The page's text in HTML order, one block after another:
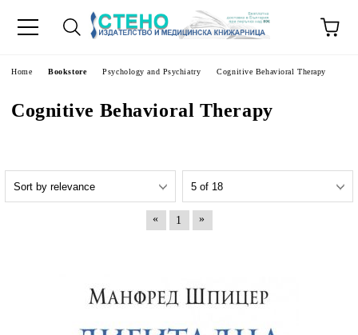
Home Bookstore Psychology and Psychiatry Cognitive Behavioral Therapy
Cognitive Behavioral Therapy
« 1 »